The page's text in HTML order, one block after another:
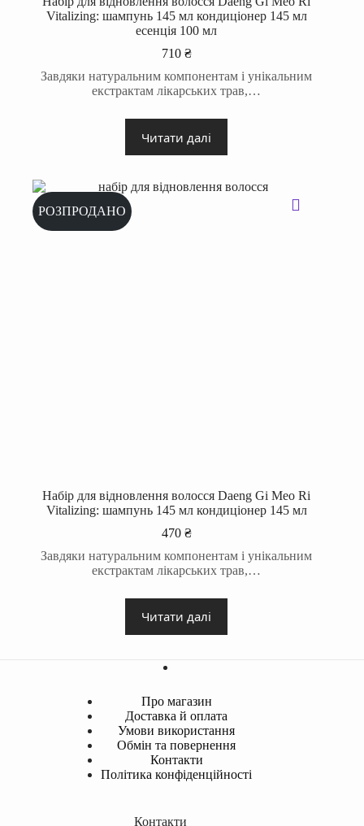
Vitalizing: шампунь 145 мл кондиціонер 145 мл
есенція 100 мл
710 ₴
Завдяки натуральним компонентам і унікальним
екстрактам лікарських трав,…
Читати далі
РОЗПРОДАНО
Набір для відновлення волосся Daeng Gi Meo Ri
Vitalizing: шампунь 145 мл кондиціонер 145 мл
470 ₴
Завдяки натуральним компонентам і унікальним
екстрактам лікарських трав,…
Читати далі
Про магазин
Доставка й оплата
Умови використання
Обмін та повернення
Контакти
Політика конфіденційності
Контакти